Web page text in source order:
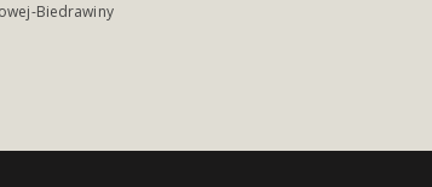
Biedrawiny